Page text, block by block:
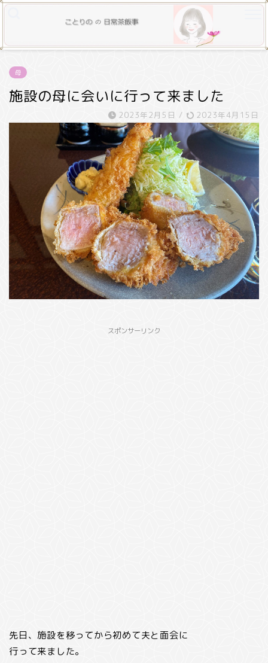
母
施設の母に会いに行って来ました
2023年2月5日 / 2023年4月15日
スポンサーリンク
先日、施設を移ってから初めて夫と面会に
行って来ました。